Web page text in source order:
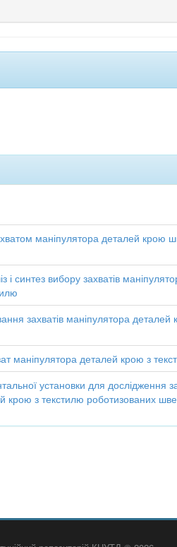
маніпулятора деталей крою
синтез вибору захватів
захватів маніпулятора деталей
маніпулятора деталей крою з
установки для дослідження
крою з текстилю роботизованих